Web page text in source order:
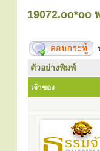
19072.oo*oo
ตัวอย่างพิมพ์
เจ้าของ